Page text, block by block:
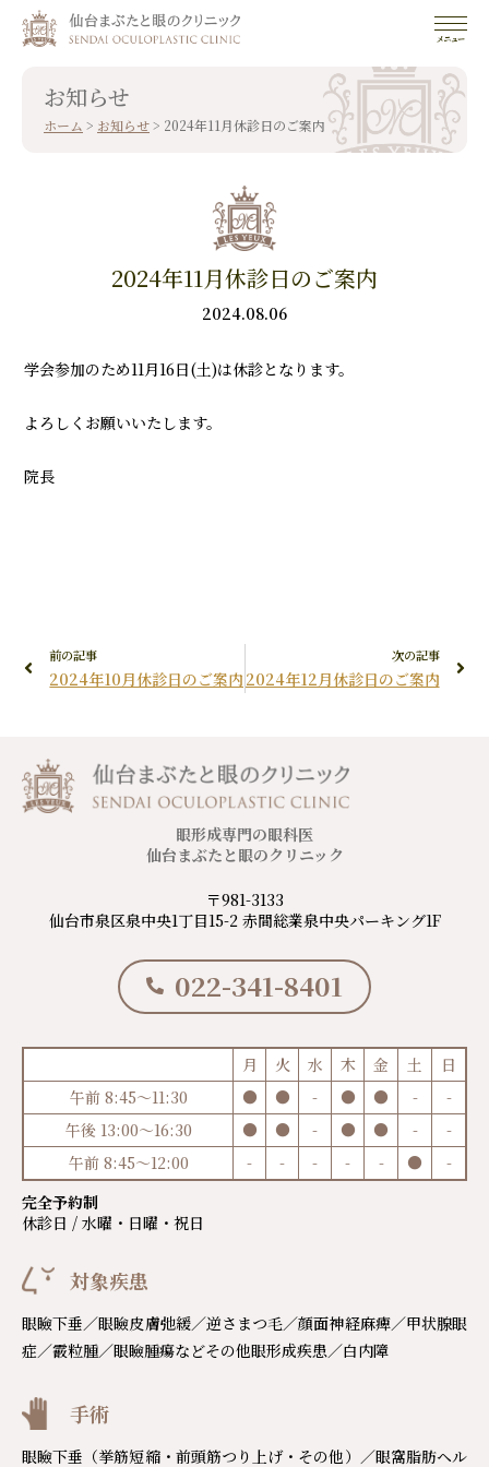
お知らせ
ホーム > お知らせ> 2024年11月休診日のご案内
2024年11月休診日のご案内
2024.08.06
学会参加のため11月16日(土)は休診となります。
よろしくお願いいたします。
院長
前の記事
2024年10月休診日のご案内
次の記事
2024年12月休診日のご案内
眼形成専門の眼科医
仙台まぶたと眼のクリニック
〒981-3133
仙台市泉区泉中央1丁目15-2 赤間総業泉中央パーキング1F
022-341-8401
月 火 水 木 金 土
日
午前 8:45～11:30
● ● - ● ● -
-
午後 13:00～16:30
● ● - ● ● -
-
午前 8:45～12:00
- - - - - ●
-
完全予約制
休診日 / 水曜・日曜・祝日
対象疾患
眼瞼下垂／眼瞼皮膚弛緩／逆さまつ毛／顔面神経麻痺／甲状腺眼
症／霰粒腫／眼瞼腫瘍などその他眼形成疾患／白内障
手術
眼瞼下垂（挙筋短縮・前頭筋つり上げ・その他）／眼窩脂肪ヘル